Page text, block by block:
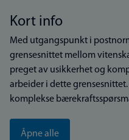
Kort info
Med utgangspunkt i
grensesnittet mellom
preget av usikkerhet og
arbeider i dette
komplekse
Åpne alle